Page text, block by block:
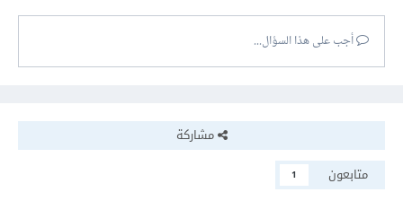
أجب على هذا السؤال...
مشاركة
متابعون
1